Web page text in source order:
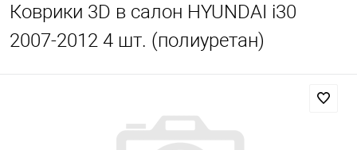
Коврики 3D в салон HYUNDAI i30
2007-2012 4 шт. (полиуретан)